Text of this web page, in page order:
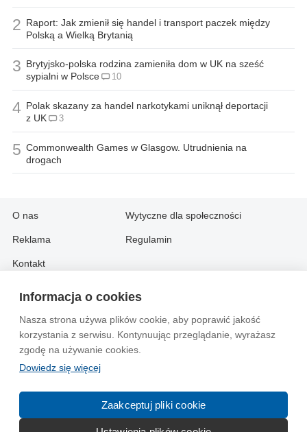
Informacja o cookies
Nasza strona używa plików cookie, aby poprawić jakość
korzystania z serwisu. Kontynuując przeglądanie, wyrażasz
zgodę na używanie cookies.
Dowiedz się więcej
Zaakceptuj pliki cookie
2 Raport: Jak zmienił się handel i transport paczek między
Polską a Wielką Brytanią
3 Brytyjsko-polska rodzina zamieniła dom w UK na sześć
sypialni w Polsce
10
4 Polak skazany za handel narkotykami uniknął deportacji
z UK
3
5 Commonwealth Games w Glasgow. Utrudnienia na
drogach
O nas
Reklama
Kontakt
Wytyczne dla społeczności
Regulamin
Information in English:
About
Advertise
Contact